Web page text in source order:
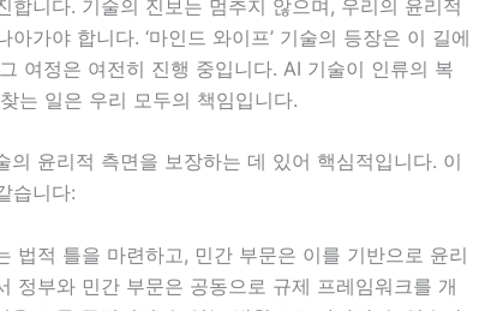
합니다. 기술의 진보는 멈추지 않으며, 우리의 윤리적
가야 합니다. ‘마인드 와이프’ 기술의 등장은 이 길에
여정은 여전히 진행 중입니다. AI 기술이 인류의 복
는 일은 우리 모두의 책임입니다.
의 윤리적 측면을 보장하는 데 있어 핵심적입니다. 이
습니다:
법적 틀을 마련하고, 민간 부문은 이를 기반으로 윤리
정부와 민간 부문은 공동으로 규제 프레임워크를 개